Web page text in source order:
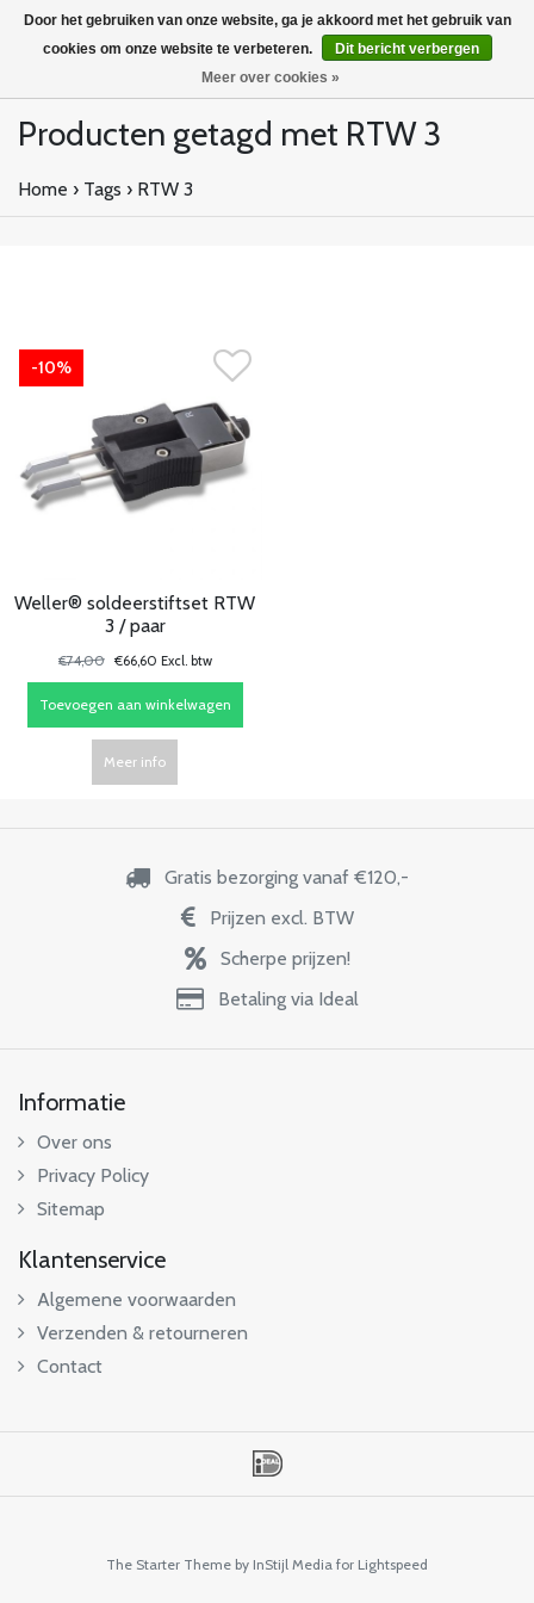
Producten getagd met RTW 3
Home › Tags › RTW 3
-10%
Weller® soldeerstiftset RTW
3 / paar
€74,00 €66,60 Excl. btw
Toevoegen aan winkelwagen
Meer info
Gratis bezorging vanaf €120,-
Prijzen excl. BTW
Scherpe prijzen!
Betaling via Ideal
Informatie
Over ons
Privacy Policy
Sitemap
Klantenservice
Algemene voorwaarden
Verzenden & retourneren
Contact
The Starter Theme by InStijl Media for Lightspeed
Door het gebruiken van onze website, ga je akkoord met het gebruik van
cookies om onze website te verbeteren.
Dit bericht verbergen
Meer over cookies »